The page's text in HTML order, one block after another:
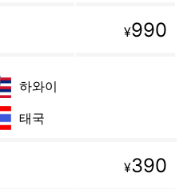
¥990
하와이
태국
¥390